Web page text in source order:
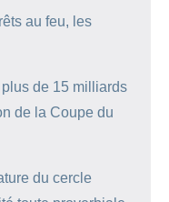
au feu, les
de 15 milliards
de la Coupe du
du cercle